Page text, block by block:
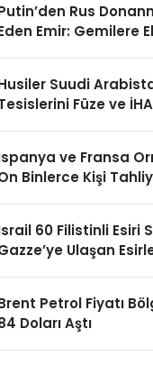
Rus
Emir: Gemilere
Suudi
Füze ve
ve Fransa
Binlerce Kişi
60 Filistinli Esiri
Ulaşan
Petrol Fiyatı
Doları Aştı